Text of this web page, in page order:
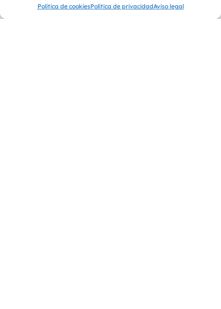
Política de cookiesPolítica de privacidadAviso legal
material reciclado,